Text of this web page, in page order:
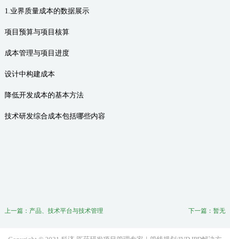
1.业界质量成本的数据展示
项目预算与项目核算
成本管理与项目进度
设计中构建成本
降低开发成本的基本方法
技术研发综合成本包括哪些内容
上一篇： 产品、技术平台与技术管理 下一篇：暂无